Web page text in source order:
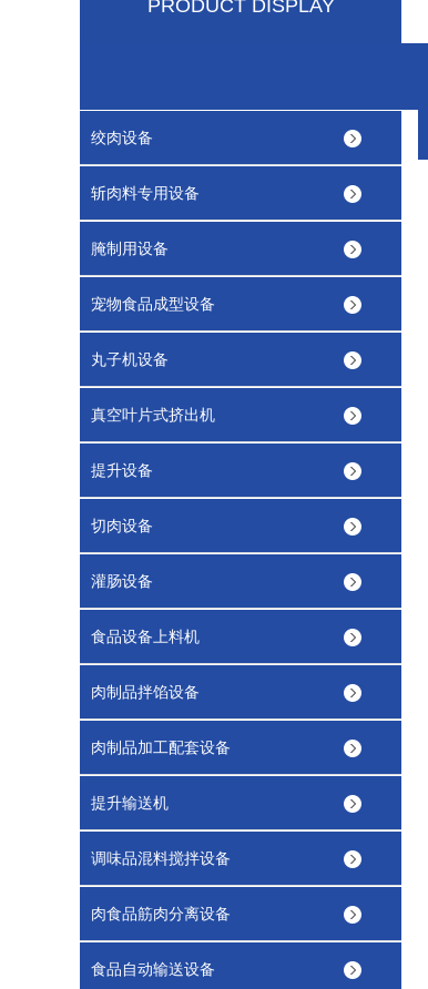
PRODUCT DISPLAY
绞肉设备
斩肉料专用设备
腌制用设备
宠物食品成型设备
丸子机设备
真空叶片式挤出机
提升设备
切肉设备
灌肠设备
食品设备上料机
肉制品拌馅设备
肉制品加工配套设备
提升输送机
调味品混料搅拌设备
肉食品筋肉分离设备
食品自动输送设备